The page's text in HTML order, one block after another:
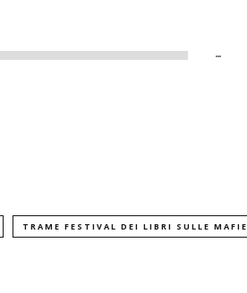
–
TRAME FESTIVAL DEI LIBRI SULLE MAFIE